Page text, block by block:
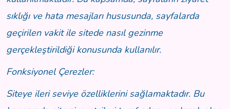
sıklığı ve hata mesajları hususunda, sayfalarda
geçirilen vakit ile sitede nasıl gezinme
gerçekleştirildiği konusunda kullanılır.
Fonksiyonel Çerezler:
Siteye ileri seviye özelliklerini sağlamaktadır. Bu